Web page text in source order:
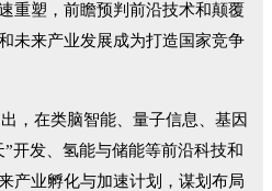
重塑，前瞻预判前沿技术和颠覆
未来产业发展成为打造国家竞争
，在类脑智能、量子信息、基因
开发、氢能与储能等前沿科技和
产业孵化与加速计划，谋划布局